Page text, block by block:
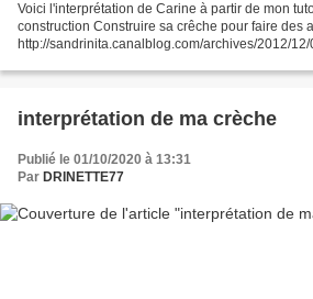
Voici l'interprétation de Carine à partir de mon
construction Construire sa crêche pour faire des
http://sandrinita.canalblog.com/archives/2012/
http://sandrinita.canalblog.com/archives/2012/
interprétation de ma crèche
Publié le 01/10/2020 à 13:31
Par DRINETTE77